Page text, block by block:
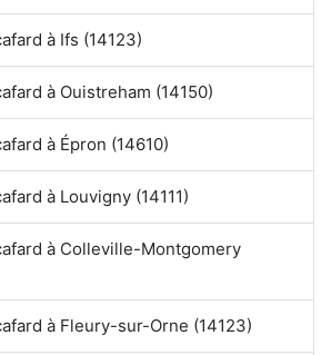
à Ifs (14123)
à Ouistreham (14150)
à Épron (14610)
à Louvigny (14111)
à Colleville-Montgomery
à Fleury-sur-Orne (14123)